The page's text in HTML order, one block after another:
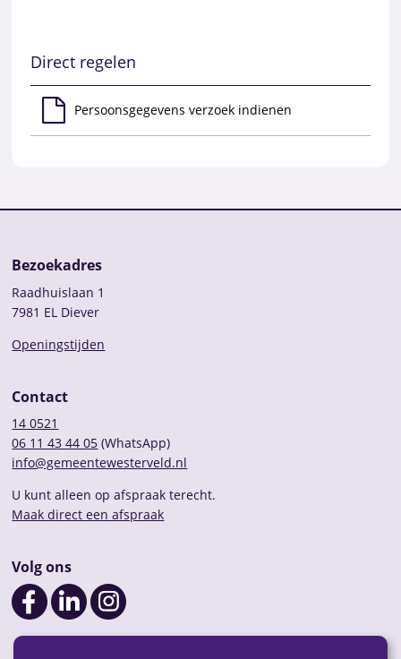
Direct regelen
Persoonsgegevens verzoek indienen
Bezoekadres
Raadhuislaan 1
7981 EL Diever
Openingstijden
Contact
14 0521
06 11 43 44 05 (WhatsApp)
info@gemeentewesterveld.nl
U kunt alleen op afspraak terecht.
Maak direct een afspraak
Volg ons